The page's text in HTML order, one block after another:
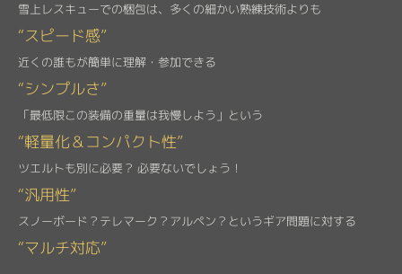
雪上レスキューでの梱包は、多くの細かい熟練技術よりも
“スピード感”
近くの誰もが簡単に理解・参加できる
“シンプルさ”
「最低限この装備の重量は我慢しよう」という
“軽量化＆コンパクト性”
ツエルトも別に必要？ 必要ないでしょう！
“汎用性”
スノーボード？テレマーク？アルペン？というギア問題に対する
“マルチ対応”